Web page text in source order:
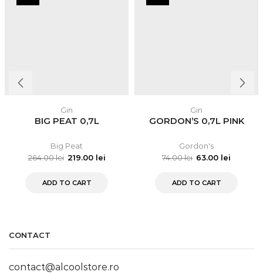
Gin
BIG PEAT 0,7L
Big Peat
264.00lei 219.00 lei
ADD TO CART
Gin
GORDON’S 0,7L PINK
Gordon's
74.00lei 63.00 lei
ADD TO CART
CONTACT
contact@alcoolstore.ro